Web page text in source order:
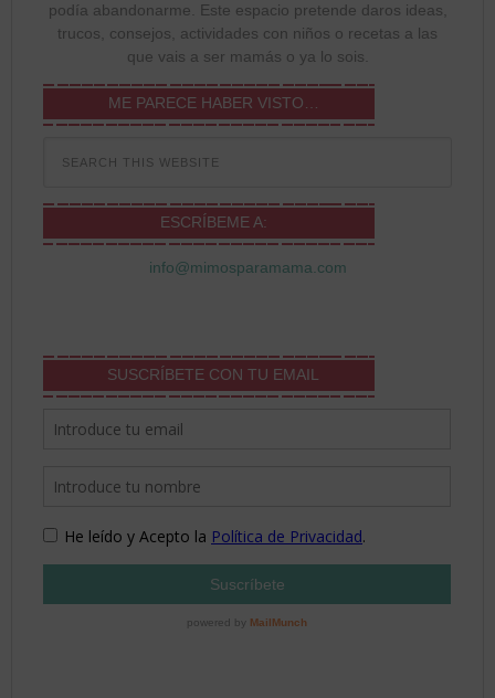
podía abandonarme. Este espacio pretende daros ideas,
trucos, consejos, actividades con niños o recetas a las
que vais a ser mamás o ya lo sois.
ME PARECE HABER VISTO…
ESCRÍBEME A:
info@mimosparamama.com
SUSCRÍBETE CON TU EMAIL